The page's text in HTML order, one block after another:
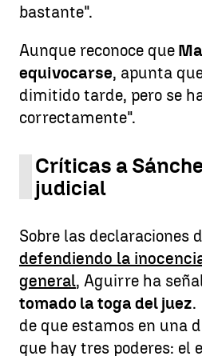
bastante".
Aunque reconoce que
equivocarse, apunta
dimitido tarde, pero se
correctamente".
Críticas a
judicial
Sobre las declaraciones
defendiendo la
general, Aguirre ha
tomado la toga del juez.
de que estamos en una
que hay tres poderes: el